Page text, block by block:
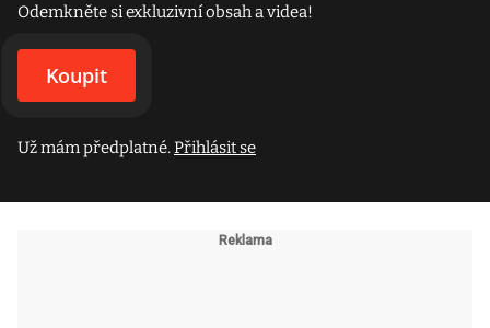
Odemkněte si exkluzivní obsah a videa!
Koupit
Už mám předplatné.Přihlásit se